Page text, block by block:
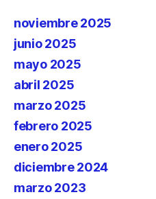
noviembre 2025
junio 2025
mayo 2025
abril 2025
marzo 2025
febrero 2025
enero 2025
diciembre 2024
marzo 2023